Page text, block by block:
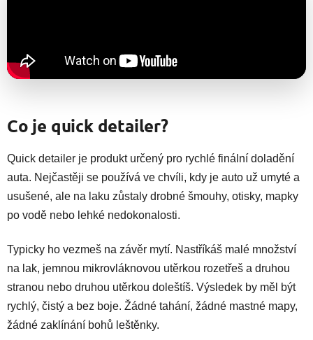
Co je quick detailer?
Quick detailer je produkt určený pro rychlé finální doladění
auta. Nejčastěji se používá ve chvíli, kdy je auto už umyté a
usušené, ale na laku zůstaly drobné šmouhy, otisky, mapky
po vodě nebo lehké nedokonalosti.
Typicky ho vezmeš na závěr mytí. Nastříkáš malé množství
na lak, jemnou mikrovláknovou utěrkou rozetřeš a druhou
stranou nebo druhou utěrkou doleštíš. Výsledek by měl být
rychlý, čistý a bez boje. Žádné tahání, žádné mastné mapy,
žádné zaklínání bohů leštěnky.